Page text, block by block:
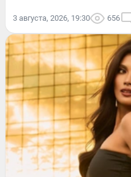
3 августа, 2026, 19:30 656